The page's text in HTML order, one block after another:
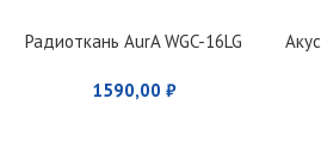
Радиоткань AurA WGC-16LG
1590,00 ₽